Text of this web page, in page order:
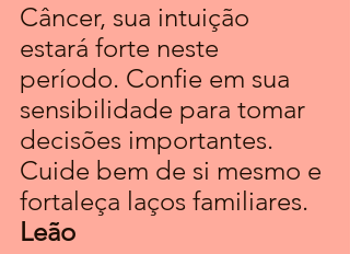
Câncer, sua intuição
estará forte neste
período. Confie em sua
sensibilidade para tomar
decisões importantes.
Cuide bem de si mesmo e
fortaleça laços familiares.
Leão